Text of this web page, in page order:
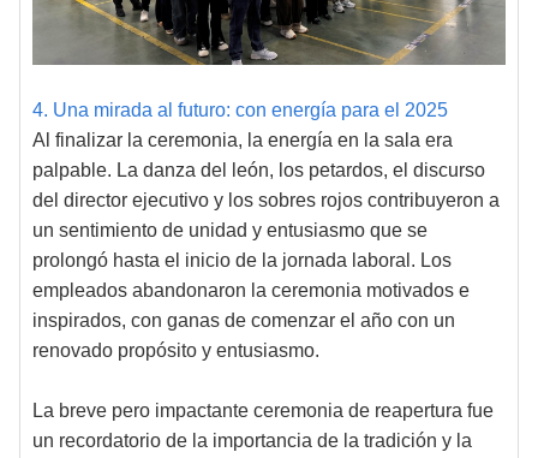
4. Una mirada al futuro: con energía para el 2025
Al finalizar la ceremonia, la energía en la sala era
palpable. La danza del león, los petardos, el discurso
del director ejecutivo y los sobres rojos contribuyeron a
un sentimiento de unidad y entusiasmo que se
prolongó hasta el inicio de la jornada laboral. Los
empleados abandonaron la ceremonia motivados e
inspirados, con ganas de comenzar el año con un
renovado propósito y entusiasmo.
La breve pero impactante ceremonia de reapertura fue
un recordatorio de la importancia de la tradición y la